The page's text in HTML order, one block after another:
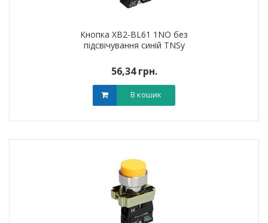
Кнопка XB2-BL61 1NO без
підсвічування синій TNSy
56,34 грн.
В кошик